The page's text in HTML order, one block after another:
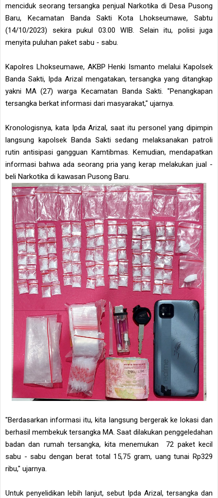
menciduk seorang tersangka penjual Narkotika di Desa Pusong
Baru, Kecamatan Banda Sakti Kota Lhokseumawe, Sabtu
(14/10/2023) sekira pukul 03.00 WIB. Selain itu, polisi juga
menyita puluhan paket sabu - sabu.
Kapolres Lhokseumawe, AKBP Henki Ismanto melalui Kapolsek
Banda Sakti, Ipda Arizal mengatakan, tersangka yang ditangkap
yakni MA (27) warga Kecamatan Banda Sakti. "Penangkapan
tersangka berkat informasi dari masyarakat," ujarnya.
Kronologisnya, kata Ipda Arizal, saat itu personel yang dipimpin
langsung kapolsek Banda Sakti sedang melaksanakan patroli
rutin antisipasi gangguan Kamtibmas. Kemudian, mendapatkan
informasi bahwa ada seorang pria yang kerap melakukan jual -
beli Narkotika di kawasan Pusong Baru.
"Berdasarkan informasi itu, kita langsung bergerak ke lokasi dan
berhasil membekuk tersangka MA. Saat dilakukan penggeledahan
badan dan rumah tersangka, kita menemukan 72 paket kecil
sabu - sabu dengan berat total 15,75 gram, uang tunai Rp329
ribu," ujarnya.
Untuk penyelidikan lebih lanjut, sebut Ipda Arizal, tersangka dan